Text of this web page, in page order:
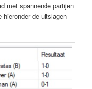
met spannende partijen
hieronder de uitslagen